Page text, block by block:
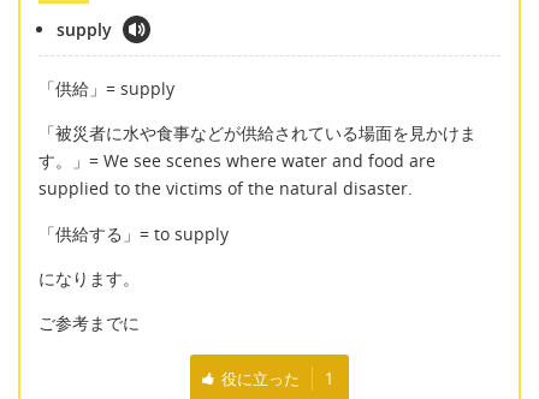
supply
「供給」= supply
「被災者に水や食事などが供給されている場面を見かけま
す。」= We see scenes where water and food are
supplied to the victims of the natural disaster.
「供給する」= to supply
になります。
ご参考までに
役に立った 1